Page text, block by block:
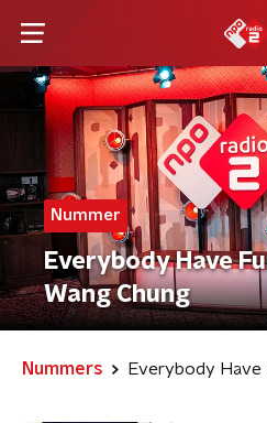
Nummer
Everybody Have
Wang Chung
Nummers Everybody Have